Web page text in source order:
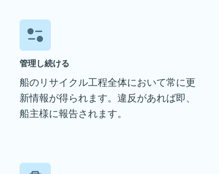
管理し続ける
船のリサイクル工程全体において常に更
新情報が得られます。違反があれば即、
船主様に報告されます。